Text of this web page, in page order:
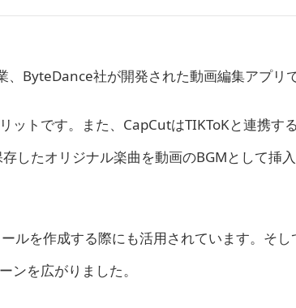
、ByteDance社が開発された動画編集アプリ
ットです。また、CapCutはTIKToKと連携す
したオリジナル楽曲を動画のBGMとして挿
ルを作成する際にも活用されています。そし
ンを広がりました。